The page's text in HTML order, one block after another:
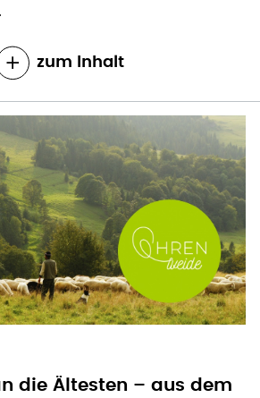
zum Inhalt
die Ältesten – aus dem